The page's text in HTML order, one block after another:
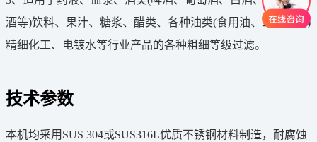
酒等)饮料、果汁、糖浆、醋类、各种油类(食用油、工业油类)
精细化工、电镀水等行业产品的各种粗细等级过滤。
技术参数
本机均采用SUS 304或SUS316L优质不锈钢材料制造，耐腐蚀